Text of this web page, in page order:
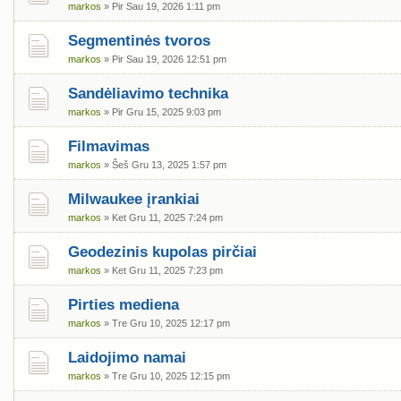
markos » Pir Sau 19, 2026 1:11 pm
Segmentinės tvoros
markos » Pir Sau 19, 2026 12:51 pm
Sandėliavimo technika
markos » Pir Gru 15, 2025 9:03 pm
Filmavimas
markos » Šeš Gru 13, 2025 1:57 pm
Milwaukee įrankiai
markos » Ket Gru 11, 2025 7:24 pm
Geodezinis kupolas pirčiai
markos » Ket Gru 11, 2025 7:23 pm
Pirties mediena
markos » Tre Gru 10, 2025 12:17 pm
Laidojimo namai
markos » Tre Gru 10, 2025 12:15 pm